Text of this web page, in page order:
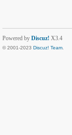
Powered by Discuz! X3.4
© 2001-2023 Discuz! Team